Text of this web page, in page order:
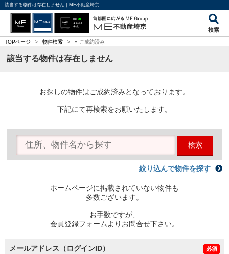
該当する物件は存在しません｜ME不動産埼京
検索
TOPページ > 物件検索 > - ご成約済み
該当する物件は存在しません
お探しの物件はご成約済みとなっております。
下記にて再検索をお願いたします。
検索
絞り込んで物件を探す
ホームページに掲載されていない物件も
多数ございます。
お手数ですが、
会員登録フォームよりお問合せ下さい。
メールアドレス（ログインID） 必須